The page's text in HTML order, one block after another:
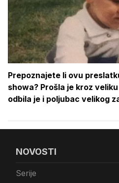
Prepoznajete li ovu
showa? Prošla je kroz
odbila je i poljubac velikog
NOVOSTI
Serije